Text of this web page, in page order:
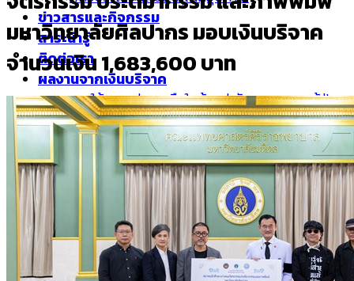
ข่าวสารและกิจกรรม
สาระน่ารู้
ติดต่อเรา
ผลงานจากเงินบริจาค
การให้ความช่วยเหลือในด้านค่ารักษาพยาบาลผู้ป่วย
โรคมะเร็งยากไร้
โครงการวิจัยที่ได้รับทุนสนับสนุนจากมูลนิธิ
มหาวิทยาลัยศิลปากร มอบเงินบริจาค
จำนวนเงิน 1,683,600 บาท